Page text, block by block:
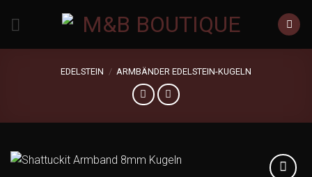
EDELSTEIN / ARMBÄNDER EDELSTEIN-KUGELN